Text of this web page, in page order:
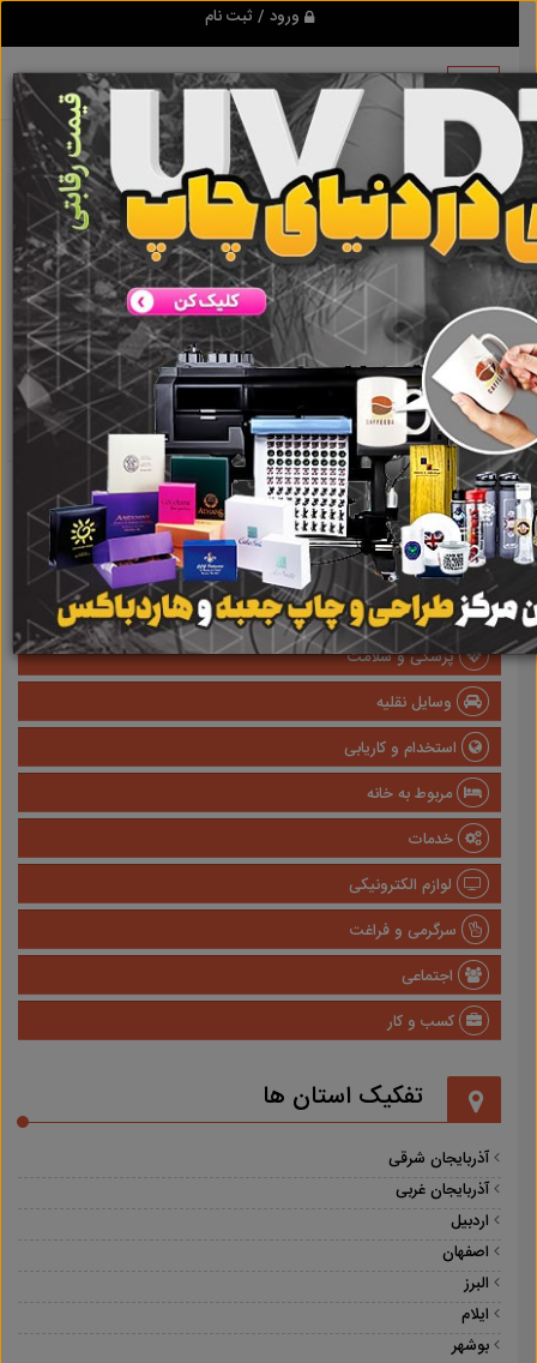
ورود / ثبت نام
نتیجه ای یافت نشد
گروه ها
املاک
صنعتی
پزشکی و سلامت
وسایل نقلیه
استخدام و کاریابی
مربوط به خانه
خدمات
لوازم الکترونیکی
سرگرمی و فراغت
اجتماعی
کسب و کار
تفکیک استان ها
آذربایجان شرقی
آذربایجان غربی
اردبیل
اصفهان
البرز
ایلام
بوشهر